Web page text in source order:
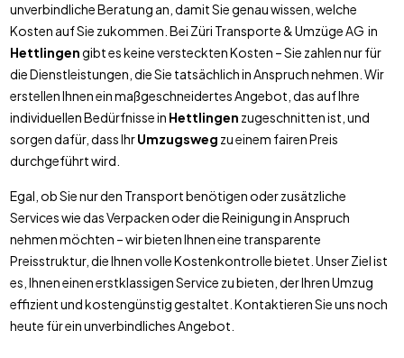
unverbindliche Beratung an, damit Sie genau wissen, welche
Kosten auf Sie zukommen. Bei Züri Transporte & Umzüge AG in
Hettlingengibt es keine versteckten Kosten – Sie zahlen nur für
die Dienstleistungen, die Sie tatsächlich in Anspruch nehmen. Wir
erstellen Ihnen ein maßgeschneidertes Angebot, das auf Ihre
individuellen Bedürfnisse in Hettlingen zugeschnitten ist, und
sorgen dafür, dass IhrUmzugsweg zu einem fairen Preis
durchgeführt wird.
Egal, ob Sie nur den Transport benötigen oder zusätzliche
Services wie das Verpacken oder die Reinigung in Anspruch
nehmen möchten – wir bieten Ihnen eine transparente
Preisstruktur, die Ihnen volle Kostenkontrolle bietet. Unser Ziel ist
es, Ihnen einen erstklassigen Service zu bieten, der Ihren Umzug
effizient und kostengünstig gestaltet. Kontaktieren Sie uns noch
heute für ein unverbindliches Angebot.